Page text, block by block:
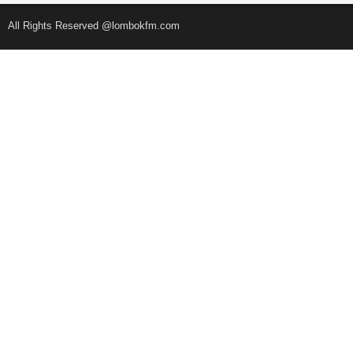
All Rights Reserved @lombokfm.com